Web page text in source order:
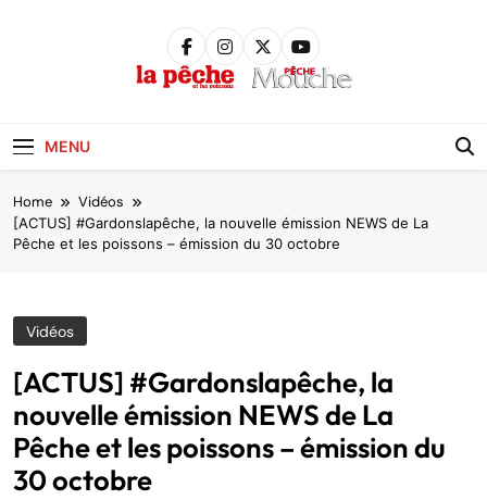
MENU
Home Vidéos
[ACTUS] #Gardonslapêche, la nouvelle émission NEWS de La
Pêche et les poissons – émission du 30 octobre
Vidéos
[ACTUS] #Gardonslapêche, la
nouvelle émission NEWS de La
Pêche et les poissons – émission du
30 octobre